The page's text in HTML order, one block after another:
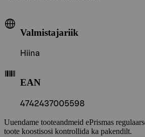
Valmistajariik
Hiina
EAN
4742437005598
Uuendame tooteandmeid ePrismas
toote koostisosi kontrollida ka pakendilt.